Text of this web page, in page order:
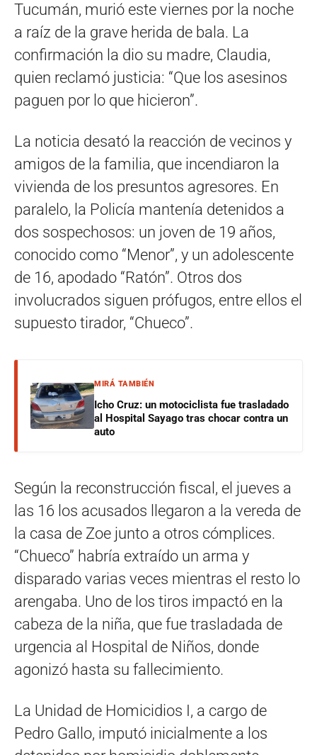
Tucumán, murió este viernes por la noche
a raíz de la grave herida de bala. La
confirmación la dio su madre, Claudia,
quien reclamó justicia: “Que los asesinos
paguen por lo que hicieron”.
La noticia desató la reacción de vecinos y
amigos de la familia, que incendiaron la
vivienda de los presuntos agresores. En
paralelo, la Policía mantenía detenidos a
dos sospechosos: un joven de 19 años,
conocido como “Menor”, y un adolescente
de 16, apodado “Ratón”. Otros dos
involucrados siguen prófugos, entre ellos el
supuesto tirador, “Chueco”.
MIRÁ TAMBIÉN
Icho Cruz: un motociclista fue trasladado
al Hospital Sayago tras chocar contra un
auto
Según la reconstrucción fiscal, el jueves a
las 16 los acusados llegaron a la vereda de
la casa de Zoe junto a otros cómplices.
“Chueco” habría extraído un arma y
disparado varias veces mientras el resto lo
arengaba. Uno de los tiros impactó en la
cabeza de la niña, que fue trasladada de
urgencia al Hospital de Niños, donde
agonizó hasta su fallecimiento.
La Unidad de Homicidios I, a cargo de
Pedro Gallo, imputó inicialmente a los